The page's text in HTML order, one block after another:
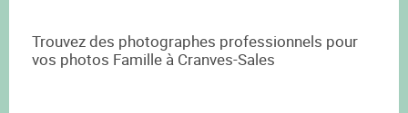
Trouvez des photographes professionnels pour
vos photos Famille à Cranves-Sales